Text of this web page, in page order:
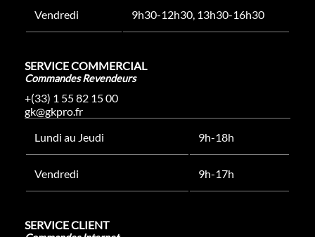
Vendredi 9h30-12h30, 13h30-16h30
SERVICE COMMERCIAL
Commandes Revendeurs
+(33) 1 55 82 15 00
gk@gkpro.fr
Lundi au Jeudi
9h-18h
Vendredi 9h-17h
SERVICE CLIENT